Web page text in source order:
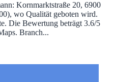
Kornmarktstraße 20, 6900
wo Qualität geboten wird.
Die Bewertung beträgt 3.6/5
Branch...